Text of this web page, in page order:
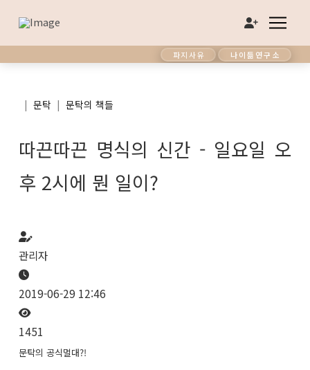
파지사유 나이듦연구소
| 문탁 | 문탁의 책들
따끈따끈 명식의 신간 - 일요일 오
후 2시에 뭔 일이?
관리자
2019-06-29 12:46
1451
문탁의 공식멀대?!